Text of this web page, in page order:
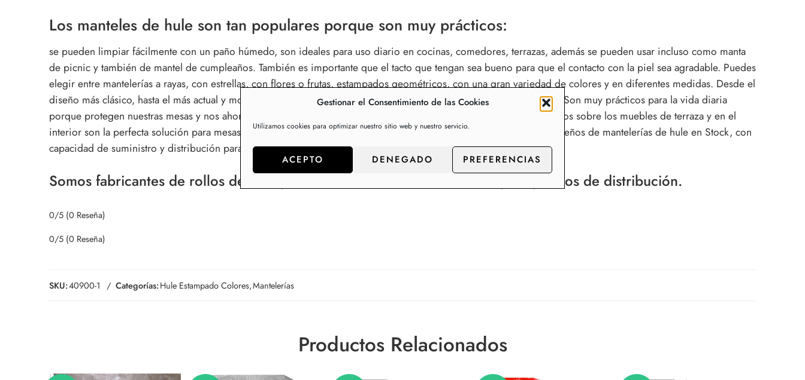
Gestionar el Consentimiento de las Cookies
Utilizamos cookies para optimizar nuestro sitio web y nuestro servicio.
ACEPTO DENEGADO PREFERENCIAS
Los manteles de hule son tan populares porque son muy prácticos:
se pueden limpiar fácilmente con un paño húmedo, son ideales para uso diario en cocinas, comedores, terrazas, además se pueden usar incluso como manta
de picnic y también de mantel de cumpleaños. También es importante que el tacto que tengan sea bueno para que el contacto con la piel sea agradable. Puedes
elegir entre mantelerías a rayas, con estrellas, con flores o frutas, estampados geométricos, con una gran variedad de colores y en diferentes medidas. Desde el
diseño más clásico, hasta el más actual y moderno. Para todos los gustos, todas las edades y para todos los hogares. Son muy prácticos para la vida diaria
porque protegen nuestras mesas y nos ahorran colada de manteles cada semana. Además en verano son muy prácticos sobre los muebles de terraza y en el
interior son la perfecta solución para mesas de comedor y cocina. Disponemos de una colección de más de 200 diseños de mantelerías de hule en Stock, con
capacidad de suministro y distribución para los clientes de gran consumo.
Somos fabricantes de rollos de hule y manteles, contacte con nosotros para precios de distribución.
0/5 (0 Reseña)
0/5 (0 Reseña)
SKU:40900-1 Categorías:Hule Estampado Colores,Mantelerías
Productos Relacionados